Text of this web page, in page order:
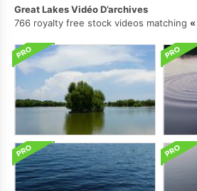
Great Lakes Vidéo D’archives
766 royalty free stock videos matching